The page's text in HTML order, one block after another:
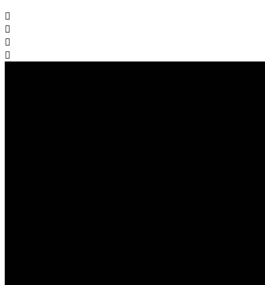



